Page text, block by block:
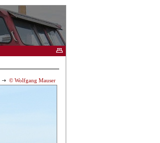
© Wolfgang Mauser